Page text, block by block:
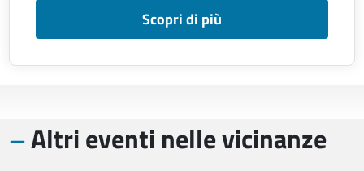
Scopri di più
Altri eventi nelle vicinanze